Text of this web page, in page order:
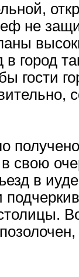
не
город
гости
в свою
в